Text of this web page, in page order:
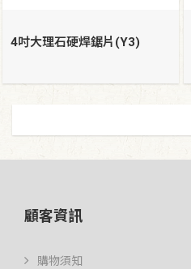
4吋大理石硬焊鋸片(Y3)
顧客資訊
購物須知